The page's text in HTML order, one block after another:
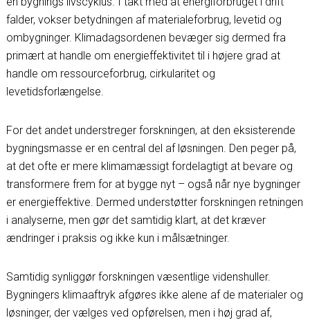
falder, vokser betydningen af materialeforbrug, levetid og
ombygninger. Klimadagsordenen bevæger sig dermed fra
primært at handle om energieffektivitet til i højere grad at
handle om ressourceforbrug, cirkularitet og
levetidsforlængelse.
For det andet understreger forskningen, at den eksisterende
bygningsmasse er en central del af løsningen. Den peger på,
at det ofte er mere klimamæssigt fordelagtigt at bevare og
transformere frem for at bygge nyt – også når nye bygninger
er energieffektive. Dermed understøtter forskningen retningen
i analyserne, men gør det samtidig klart, at det kræver
ændringer i praksis og ikke kun i målsætninger.
Samtidig synliggør forskningen væsentlige videnshuller.
Bygningers klimaaftryk afgøres ikke alene af de materialer og
løsninger, der vælges ved opførelsen, men i høj grad af,